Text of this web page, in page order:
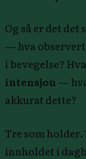
Og så er det
— hva
i bevegelse?
intensjon —
akkurat dette?
Tre som holder.
innholdet i